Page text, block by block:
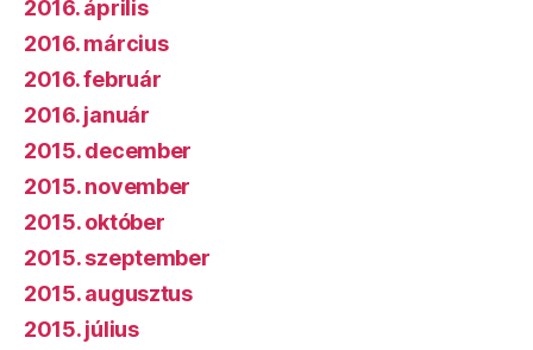
2016. április
2016. március
2016. február
2016. január
2015. december
2015. november
2015. október
2015. szeptember
2015. augusztus
2015. július